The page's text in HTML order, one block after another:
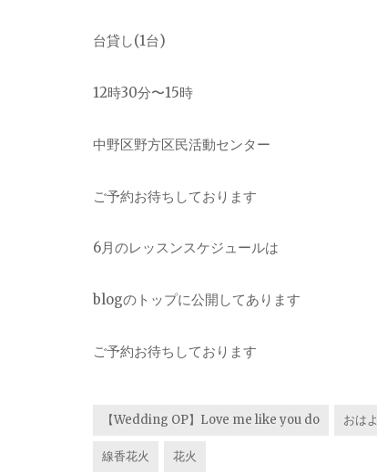
台貸し(1台)
12時30分〜15時
中野区野方区民活動センター
ご予約お待ちしております
6月のレッスンスケジュールは
blogのトップに公開してあります
ご予約お待ちしております
【Wedding OP】Love me like you do おは
線香花火 花火